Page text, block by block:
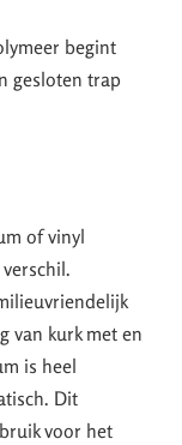
begint
gesloten trap
of vinyl
van kurk met en
is heel
Dit
voor het